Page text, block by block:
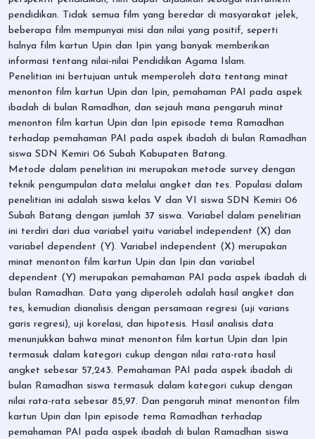
pendidikan. Tidak semua film yang beredar di masyarakat jelek,
beberapa film mempunyai misi dan nilai yang positif, seperti
halnya film kartun Upin dan Ipin yang banyak memberikan
informasi tentang nilai-nilai Pendidikan Agama Islam.
Penelitian ini bertujuan untuk memperoleh data tentang minat
menonton film kartun Upin dan Ipin, pemahaman PAI pada aspek
ibadah di bulan Ramadhan, dan sejauh mana pengaruh minat
menonton film kartun Upin dan Ipin episode tema Ramadhan
terhadap pemahaman PAI pada aspek ibadah di bulan Ramadhan
siswa SDN Kemiri 06 Subah Kabupaten Batang.
Metode dalam penelitian ini merupakan metode survey dengan
teknik pengumpulan data melalui angket dan tes. Populasi dalam
penelitian ini adalah siswa kelas V dan VI siswa SDN Kemiri 06
Subah Batang dengan jumlah 37 siswa. Variabel dalam penelitian
ini terdiri dari dua variabel yaitu variabel independent (X) dan
variabel dependent (Y). Variabel independent (X) merupakan
minat menonton film kartun Upin dan Ipin dan variabel
dependent (Y) merupakan pemahaman PAI pada aspek ibadah di
bulan Ramadhan. Data yang diperoleh adalah hasil angket dan
tes, kemudian dianalisis dengan persamaan regresi (uji varians
garis regresi), uji korelasi, dan hipotesis. Hasil analisis data
menunjukkan bahwa minat menonton film kartun Upin dan Ipin
termasuk dalam kategori cukup dengan nilai rata-rata hasil
angket sebesar 57,243. Pemahaman PAI pada aspek ibadah di
bulan Ramadhan siswa termasuk dalam kategori cukup dengan
nilai rata-rata sebesar 85,97. Dan pengaruh minat menonton film
kartun Upin dan Ipin episode tema Ramadhan terhadap
pemahaman PAI pada aspek ibadah di bulan Ramadhan siswa